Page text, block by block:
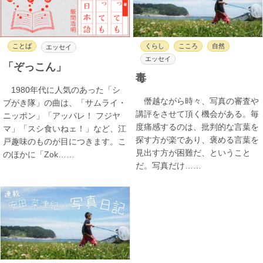
ことば エッセイ
「ぞっこん」
1980年代に人気のあった「シ
ブがき隊」の曲は、「サムライ・
ニッポン」「アッパレ！ フジヤ
マ」「スシ食いねェ！」など、江
戸趣味のものが目につきます。こ
のほかに「Zok……
くらし こころ
自然
エッセイ
毒
僭越ながら時々、写真の審査や
講評をさせて頂く機会がある。毎
度痛感するのは、批判的な言葉を
探す方が楽であり、褒める言葉を
見出す方が困難だ、ということ
だ。写真だけ……